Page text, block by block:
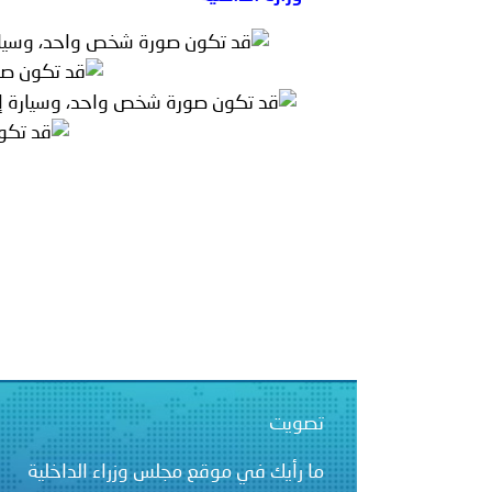
بيان صادر عن الأمانة
بالمملكة العربية
تصويت
ما رأيك في موقع مجلس وزراء الداخلية